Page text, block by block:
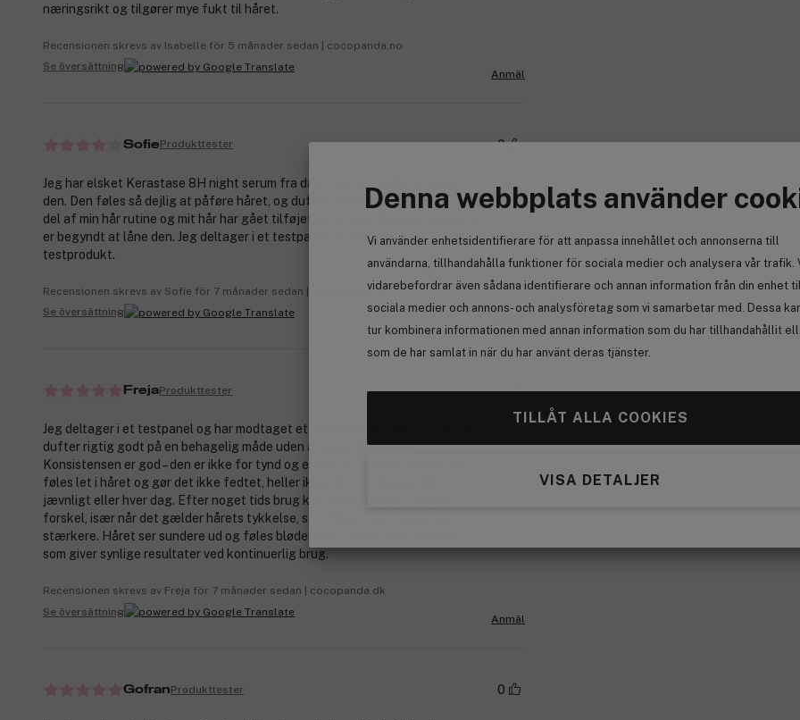
Denna webbplats använder
Vi använder enhetsidentifierare för att anpassa innehållet och annonserna till
användarna, tillhandahålla funktioner för sociala medier och analysera vår trafik.
vidarebefordrar även sådana identifierare och annan information från din enhet
sociala medier och annons- och analysföretag som vi samarbetar med. Dessa
tur kombinera informationen med annan information som du har tillhandahållit
som de har samlat in när du har använt deras tjänster.
TILLÅT ALLA COOKIES
VISA DETALJER
næringsrikt og tilgører mye fukt til håret.
Recensionen skrevs av Isabelle för 5 månader sedan | cocopanda.no
Se översättning
Anmäl
SofieProdukttester 0
Jeg har elsket Kerastase 8H night serum fra dag 1 jeg begyndte at bruge
den. Den føles så dejlig at påføre håret, og dufter fantastisk. Den er en fast
del af min hår rutine og mit hår har gået tilføjet en ny glød. Selv min kæreste
er begyndt at låne den. Jeg deltager i et testpanel og har modtaget et gratis
testprodukt.
Recensionen skrevs av Sofie för 7 månader sedan | cocopanda.dk
Se översättning
FrejaProdukttester 0
Jeg deltager i et testpanel og har modtaget et gratis testprodukt. Produktet
dufter rigtig godt på en behagelig måde uden at være for kraftigt.
Konsistensen er god – den er ikke for tynd og er nem at fordele i håret. Det
føles let i håret og gør det ikke fedtet, heller ikke når man bruger det
jævnligt eller hver dag. Efter noget tids brug kan jeg mærke en tydelig
forskel, især når det gælder hårets tykkelse, som føles mere fyldigt og
stærkere. Håret ser sundere ud og føles blødere. Alt i alt et godt produkt,
som giver synlige resultater ved kontinuerlig brug.
Recensionen skrevs av Freja för 7 månader sedan | cocopanda.dk
Se översättning
Anmäl
GofranProdukttester 0